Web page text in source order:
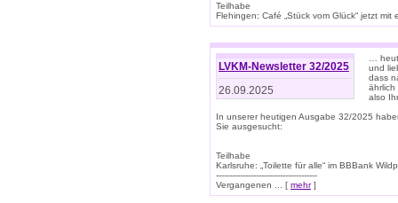
Teilhabe
Flehingen: Café „Stück vom Glück“ jetzt mit
LVKM-Newsletter 32/2025
26.09.2025
…
und
dass
ährlich
also
In unserer heutigen Ausgabe 32/2025
Sie ausgesucht:
Teilhabe
Karlsruhe: „Toilette für alle“ im BBBank
--------------------------------------
Vergangenen ... [ mehr]